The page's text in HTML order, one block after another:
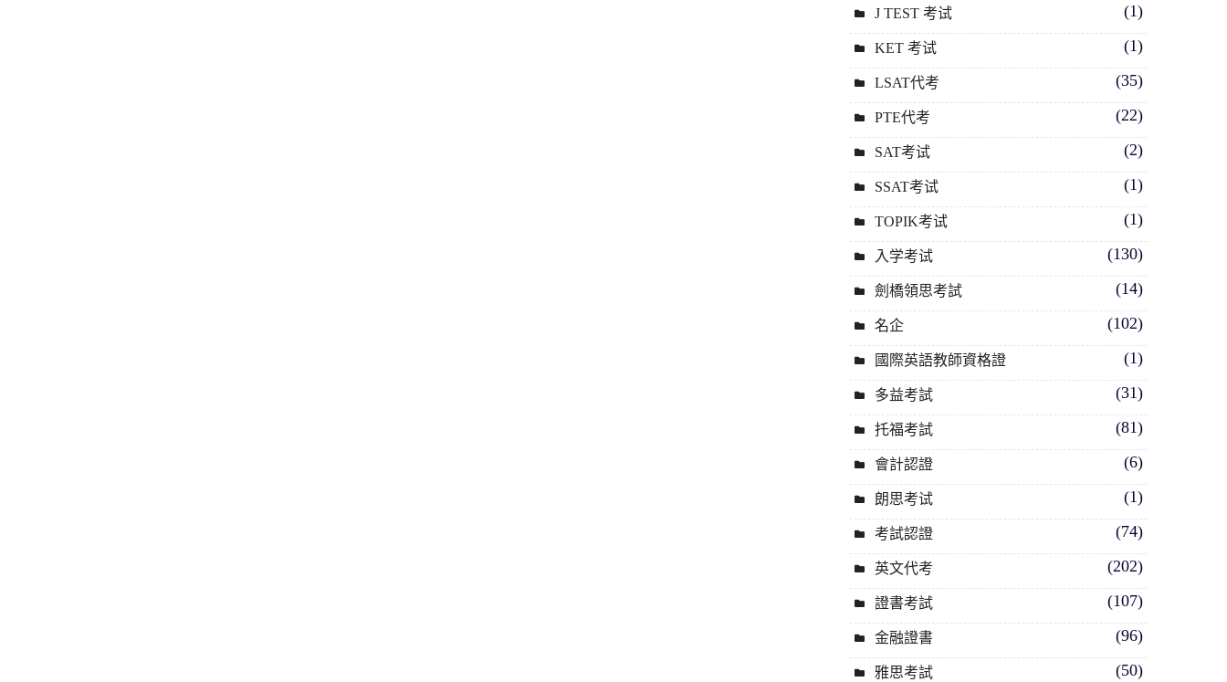
J TEST 考试 (1)
KET 考试 (1)
LSAT代考 (35)
PTE代考 (22)
SAT考试 (2)
SSAT考试 (1)
TOPIK考试 (1)
入学考试 (130)
劍橋領思考試 (14)
名企 (102)
國際英語教師資格證 (1)
多益考試 (31)
托福考試 (81)
會計認證 (6)
朗思考试 (1)
考試認證 (74)
英文代考 (202)
證書考試 (107)
金融證書 (96)
雅思考試 (50)